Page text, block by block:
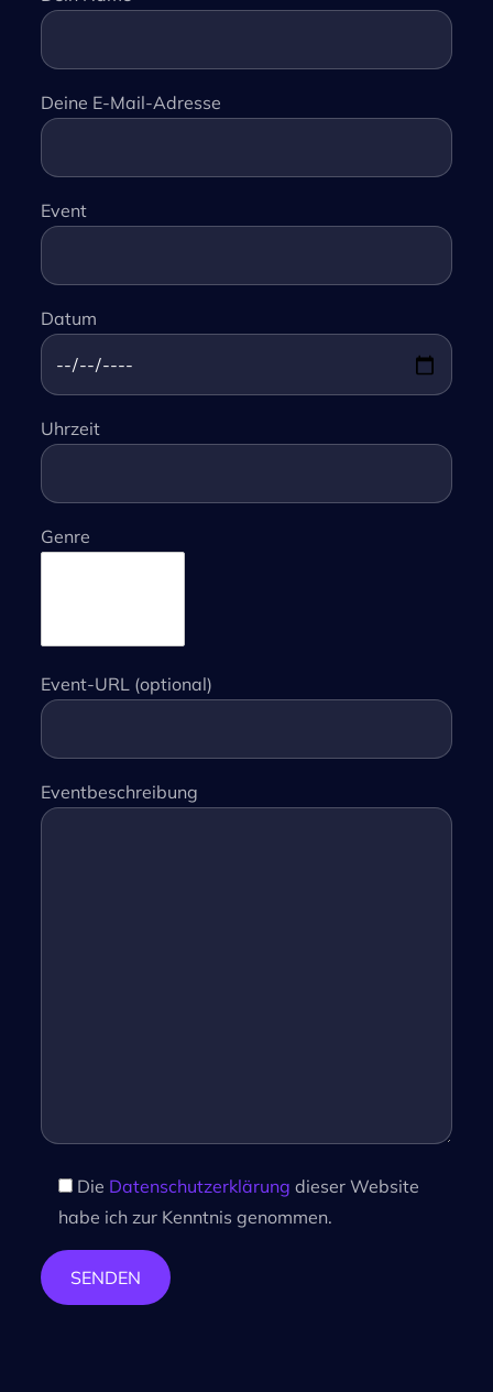
Deine E-Mail-Adresse
Event
Datum
Uhrzeit
Genre
Event-URL (optional)
Eventbeschreibung
Die Datenschutzerklärung dieser Website
habe ich zur Kenntnis genommen.